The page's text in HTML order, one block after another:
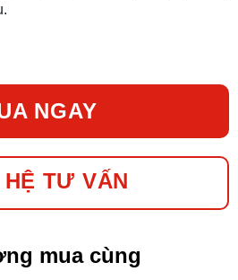
NGAY
TƯ VẤN
mua cùng